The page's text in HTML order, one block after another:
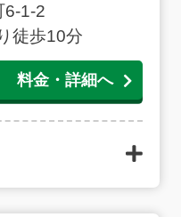
6-1-2
徒歩10分
料金・詳細へ
な会員価格!